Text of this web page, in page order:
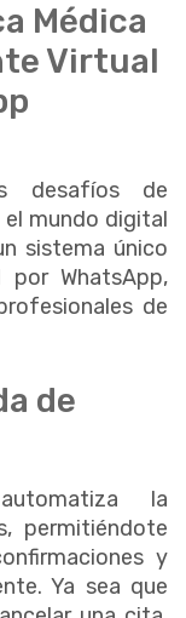
Médica
Virtual
desafíos de
mundo digital
sistema único
WhatsApp,
de
de
la
permitiéndote
y
Ya sea que